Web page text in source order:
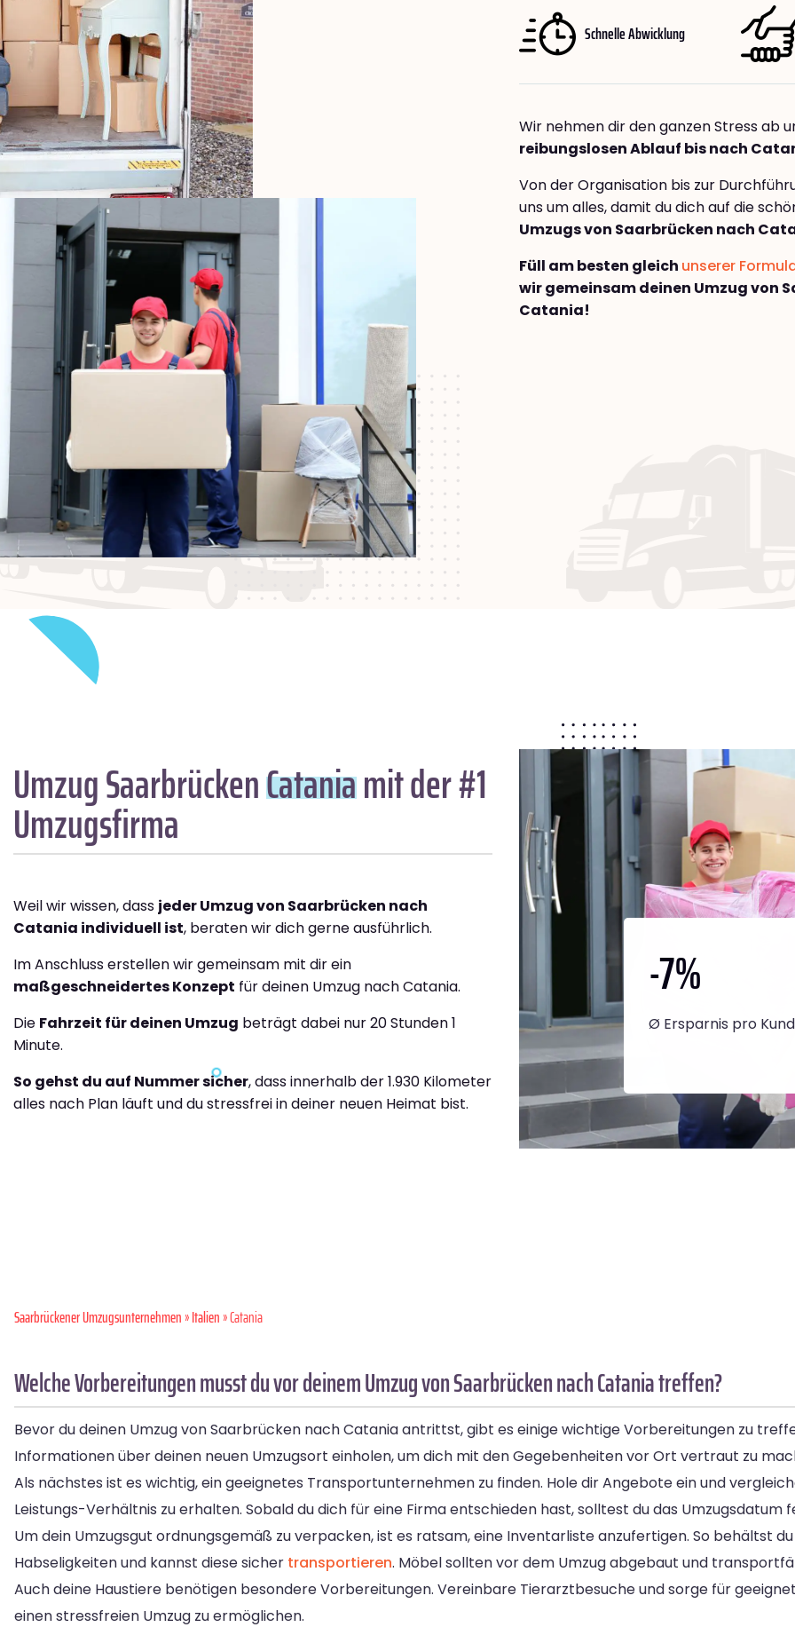
Schnelle Abwicklung
Wir nehmen dir den ganzen Stress ab
reibungslosen Ablauf bis nach
Von der Organisation bis zur
uns um alles, damit du dich auf die
Umzugs von Saarbrücken nach
Füll am besten gleich unserer
wir gemeinsam deinen Umzug von
Catania!
Umzug SaarbrückenCataniamit der #1
Umzugsfirma
Weil wir wissen, dass jeder Umzug von Saarbrücken nach
Catania individuell ist, beraten wir dich gerne ausführlich.
Im Anschluss erstellen wir gemeinsam mit dir ein
maßgeschneidertes Konzept für deinen Umzug nach Catania.
Die Fahrzeit für deinen Umzug beträgt dabei nur 20 Stunden 1
Minute.
So gehst du auf Nummer sicher, dass innerhalb der 1.930 Kilometer
alles nach Plan läuft und du stressfrei in deiner neuen Heimat bist.
-7%
Ø Ersparnis pro
Saarbrückener Umzugsunternehmen»Italien» Catania
Welche Vorbereitungen musst du vor deinem Umzug von Saarbrücken nach Catania treffen?
Bevor du deinen Umzug von Saarbrücken nach Catania antrittst, gibt es einige wichtige Vorbereitungen zu
Informationen über deinen neuen Umzugsort einholen, um dich mit den Gegebenheiten vor Ort vertraut zu
Als nächstes ist es wichtig, ein geeignetes Transportunternehmen zu finden. Hole dir Angebote ein und
Leistungs-Verhältnis zu erhalten. Sobald du dich für eine Firma entschieden hast, solltest du das Umzugsdatum
Um dein Umzugsgut ordnungsgemäß zu verpacken, ist es ratsam, eine Inventarliste anzufertigen. So behältst
Habseligkeiten und kannst diese sicher transportieren. Möbel sollten vor dem Umzug abgebaut und
Auch deine Haustiere benötigen besondere Vorbereitungen. Vereinbare Tierarztbesuche und sorge für
einen stressfreien Umzug zu ermöglichen.